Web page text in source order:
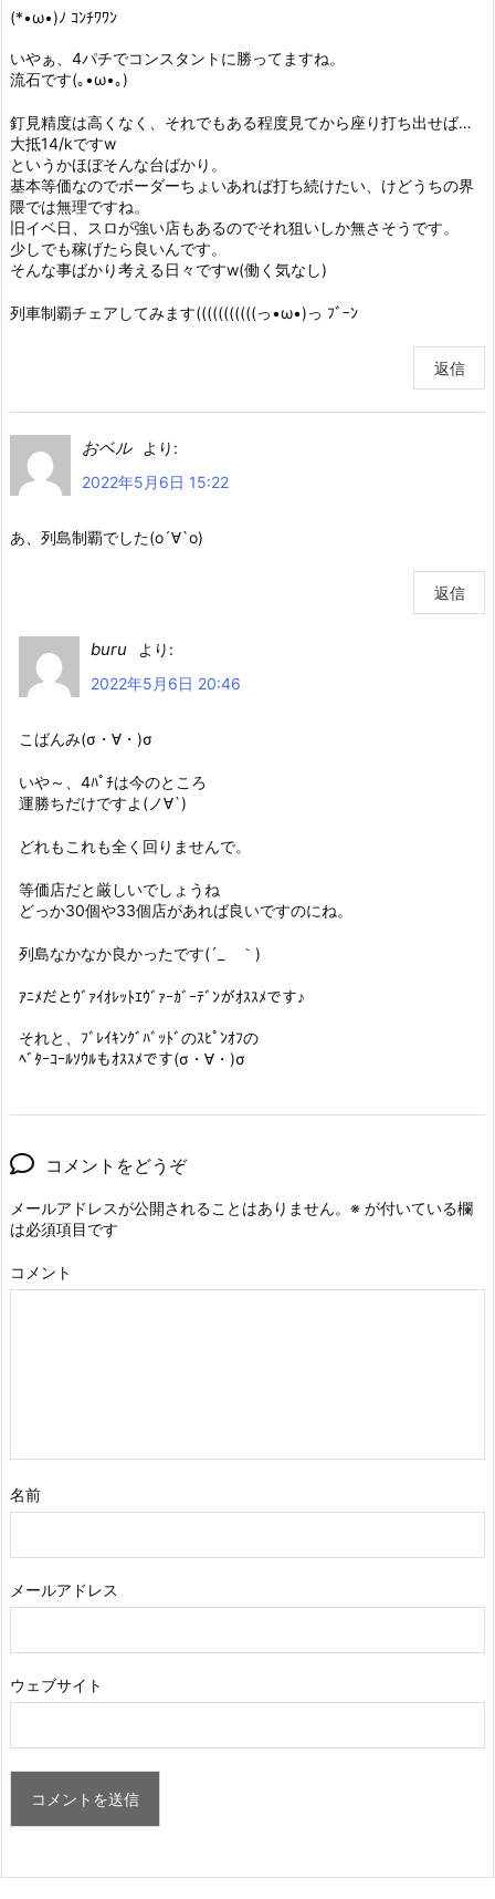
(*•ω•)ﾉ ｺﾝﾁﾜﾜﾝ
いやぁ、4パチでコンスタントに勝ってますね。
流石です(｡•ω•｡)
釘見精度は高くなく、それでもある程度見てから座り打ち出せば…
大抵14/kですw
というかほぼそんな台ばかり。
基本等価なのでボーダーちょいあれば打ち続けたい、けどうちの界
隈では無理ですね。
旧イベ日、スロが強い店もあるのでそれ狙いしか無さそうです。
少しでも稼げたら良いんです。
そんな事ばかり考える日々ですw(働く気なし)
列車制覇チェアしてみます(((((((((((っ•ω•)っ ﾌﾞｰﾝ
返信
おベル
より:
2022年5月6日 15:22
あ、列島制覇でした(о´∀`о)
返信
buru
より:
2022年5月6日 20:46
こばんみ(σ・∀・)σ
いや～、4ﾊﾟﾁは今のところ
運勝ちだけですよ(ノ∀`)
どれもこれも全く回りませんで。
等価店だと厳しいでしょうね
どっか30個や33個店があれば良いですのにね。
列島なかなか良かったです(´_ゝ｀)
ｱﾆﾒだとｳﾞｧｲｵﾚｯﾄｴｳﾞｧｰｶﾞｰﾃﾞﾝがｵｽｽﾒです♪
それと、ﾌﾞﾚｲｷﾝｸﾞﾊﾞｯﾄﾞのｽﾋﾟﾝｵﾌの
ﾍﾞﾀｰｺｰﾙｿｳﾙもｵｽｽﾒです(σ・∀・)σ
コメントをどうぞ
メールアドレスが公開されることはありません。 ※ が付いている欄
は必須項目です
コメント
名前
メールアドレス
ウェブサイト